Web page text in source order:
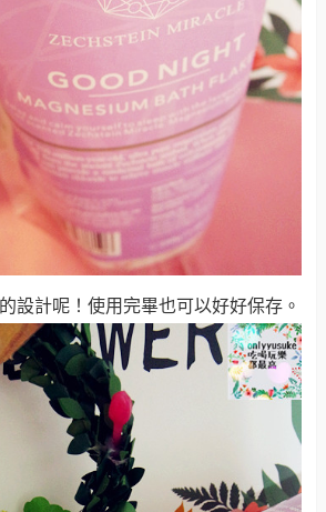
設計呢！使用完畢也可以好好保存。